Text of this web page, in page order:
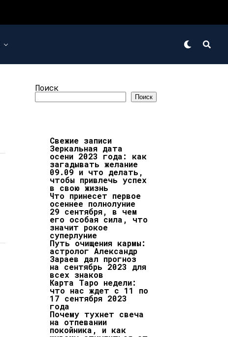
Поиск
Поиск
Свежие записи
Зеркальная дата
осени 2023 года: как
загадывать желание
09.09 и что делать,
чтобы привлечь успех
в свою жизнь
Что принесет первое
осеннее полнолуние
29 сентября, в чем
его особая сила, что
значит рокое
суперлуние
Путь очищения кармы:
астролог Александр
Зараев дал прогноз
на сентябрь 2023 для
всех знаков
Карта Таро недели:
что нас ждет с 11 по
17 сентября 2023
года
Почему тухнет свеча
на отпевании
покойника, и как